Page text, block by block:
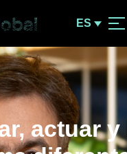
ES
actuar